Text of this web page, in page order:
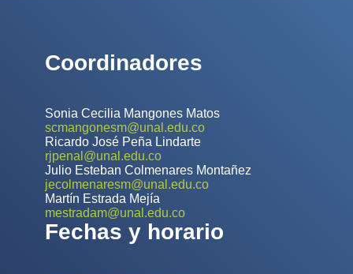
Coordinadores
Sonia Cecilia Mangones Matos
scmangonesm@unal.edu.co
Ricardo José Peña Lindarte
rjpenal@unal.edu.co
Julio Esteban Colmenares Montañez
jecolmenaresm@unal.edu.co
Martín Estrada Mejía
mestradam@unal.edu.co
Fechas y horario